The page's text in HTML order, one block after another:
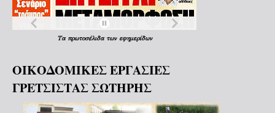
Τα πρωτοσέλιδα των εφημερίδων
ΟΙΚΟΔΟΜΙΚΕΣ ΕΡΓΑΣΙΕΣ
ΓΡΕΤΣΙΣΤΑΣ ΣΩΤΗΡΗΣ